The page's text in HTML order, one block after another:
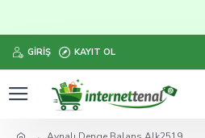
GIRIŞ KAYIT OL